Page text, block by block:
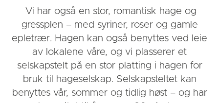
Vi har også en stor, romantisk hage og
gressplen – med syriner, roser og gamle
epletrær. Hagen kan også benyttes ved leie
av lokalene våre, og vi plasserer et
selskapstelt på en stor platting i hagen for
bruk til hageselskap. Selskapsteltet kan
benyttes vår, sommer og tidlig høst – og har